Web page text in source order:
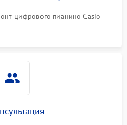
цифрового пианино Casio